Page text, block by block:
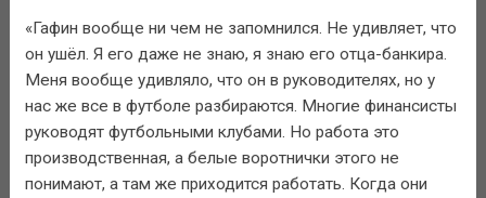
«Гафин вообще ни чем не запомнился. Не удивляет, что
он ушёл. Я его даже не знаю, я знаю его отца-банкира.
Меня вообще удивляло, что он в руководителях, но у
нас же все в футболе разбираются. Многие финансисты
руководят футбольными клубами. Но работа это
производственная, а белые воротнички этого не
понимают, а там же приходится работать. Когда они